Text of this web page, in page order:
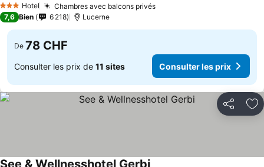
3 ÉtoilesHotel Chambres avec balcons privés
7,6 Bien 6 218 Lucerne
De 78 CHF
Consulter les prix de 11 sites Consulter les prix
Partager
See & Wellnesshotel Gerbi